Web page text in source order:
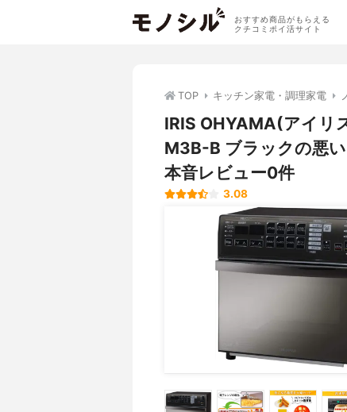
おすすめ商品がもらえる
クチコミポイ活サイト
TOP キッチン家電・調理家電
IRIS OHYAMA(アイリ
M3B-B ブラックの悪
本音レビュー0件
3.08